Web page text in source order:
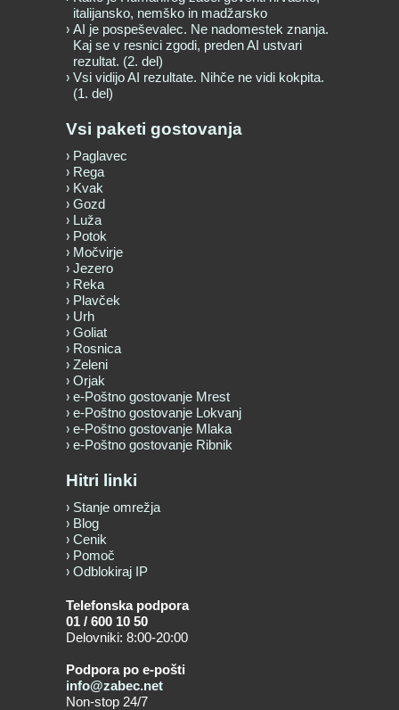
italijansko, nemško in madžarsko
AI je pospeševalec. Ne nadomestek znanja.
Kaj se v resnici zgodi, preden AI ustvari
rezultat. (2. del)
Vsi vidijo AI rezultate. Nihče ne vidi kokpita.
(1. del)
Vsi paketi gostovanja
Paglavec
Rega
Kvak
Gozd
Luža
Potok
Močvirje
Jezero
Reka
Plavček
Urh
Goliat
Rosnica
Zeleni
Orjak
e-Poštno gostovanje Mrest
e-Poštno gostovanje Lokvanj
e-Poštno gostovanje Mlaka
e-Poštno gostovanje Ribnik
Hitri linki
Stanje omrežja
Blog
Cenik
Pomoč
Odblokiraj IP
Telefonska podpora
01 / 600 10 50
Delovniki: 8:00-20:00
Podpora po e-pošti
info@zabec.net
Non-stop 24/7